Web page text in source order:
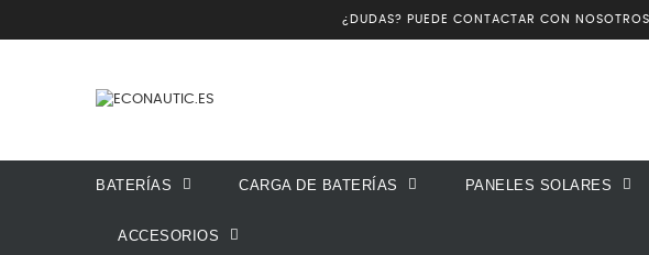
¿DUDAS? PUEDE CONTACTAR CON
BATERÍAS CARGA DE BATERÍAS PANELES SOLARES
ACCESORIOS